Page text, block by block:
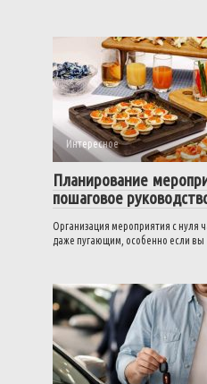
Интересное
Планирование
пошаговое
Организация мероприятия с нуля
даже пугающим, особенно если вы